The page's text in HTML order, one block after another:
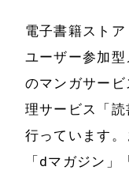
電子書籍ストア
ユーザー参加型
のマンガサー
理サービス「
行っています
「dマガジン